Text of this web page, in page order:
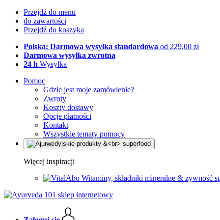
Przejdź do menu
do zawartości
Przejdź do koszyka
Polska: Darmowa wysyłka standardowa od 229,00 zł
Darmowa wysyłka zwrotna
24 h Wysyłka
Pomoc
Gdzie jest moje zamówienie?
Zwroty
Koszty dostawy
Opcje płatności
Kontakt
Wszystkie tematy pomocy
Więcej inspiracji
Witaminy, składniki mineralne & żywność